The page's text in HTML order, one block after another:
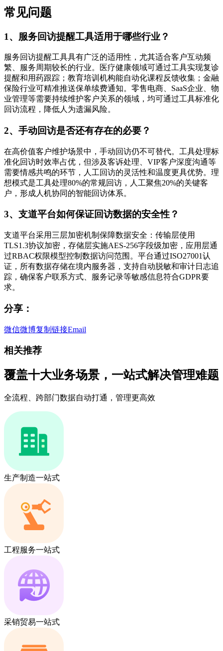
常见问题
1、服务回访提醒工具适用于哪些行业？
服务回访提醒工具具有广泛的适用性，尤其适合客户互动频
繁、服务周期较长的行业。医疗健康领域可通过工具实现复诊
提醒和用药跟踪；教育培训机构能自动化课程反馈收集；金融
保险行业可精准推送保单续费通知。零售电商、SaaS企业、物
业管理等需要持续维护客户关系的领域，均可通过工具标准化
回访流程，降低人为遗漏风险。
2、手动回访是否还有存在的必要？
在高价值客户维护场景中，手动回访仍不可替代。工具处理标
准化回访时效率占优，但涉及客诉处理、VIP客户深度沟通等
需要情感共鸣的环节，人工回访的灵活性和温度更具优势。理
想模式是工具处理80%的常规回访，人工聚焦20%的关键客
户，形成人机协同的智能回访体系。
3、支道平台如何保证回访数据的安全性？
支道平台采用三层加密机制保障数据安全：传输层使用
TLS1.3协议加密，存储层实施AES-256字段级加密，应用层通
过RBAC权限模型控制数据访问范围。平台通过ISO27001认
证，所有数据存储在境内服务器，支持自动脱敏和审计日志追
踪，确保客户联系方式、服务记录等敏感信息符合GDPR要
求。
分享：
微信微博复制链接Email
相关推荐
覆盖十大业务场景，一站式解决管理难题
全流程、跨部门数据自动打通，管理更高效
生产制造一站式
工程服务一站式
采销贸易一站式